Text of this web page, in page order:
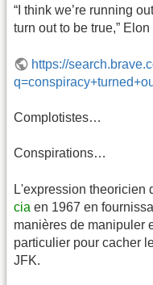
“I think we’re running
turn out to be true,”
https://
Complotistes…
Conspirations…
L'expression theoricien
cia en 1967 en
manières de manipuler
particulier pour cacher
JFK.